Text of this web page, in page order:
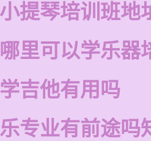
提琴培训班地
里可以学乐器
吉他有用吗
专业有前途吗